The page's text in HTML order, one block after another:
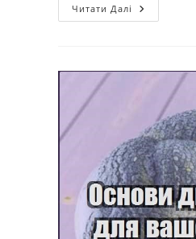
Читати Далі Садовий
Дизайн:
Сім’ї